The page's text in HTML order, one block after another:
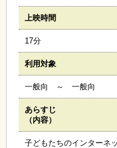
い
木
覧
上映時間
17分
利用対象
一般向 ～ 一般向
あらすじ
（内容）
子どもたちのインターネ